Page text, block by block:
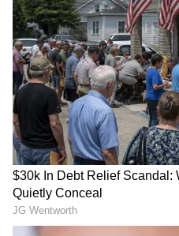
గూగుల్‌లో ఆసక్తికరమైన
ను మీ ఫ్రిఫర్డ్